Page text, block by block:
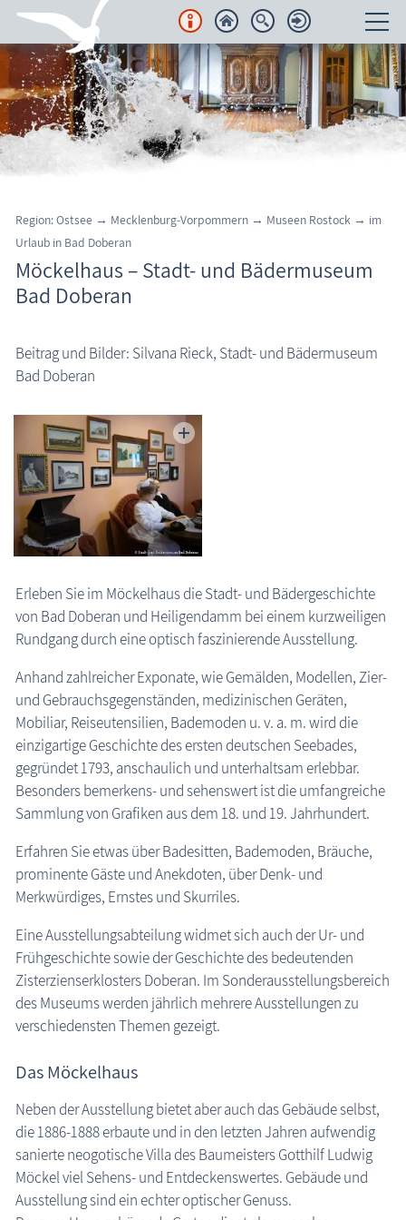
Unterkünfte
Regionales
Urlaubsorte
Karten
Wissenswertes
FKK-Strände
die Natur erleben
Geschichten, Märchen & Sagen
Kranich Grus grus
Maritimes
MEGA-Suche Sehenswürdigkeiten
Großsteingräber
Historische Bauwerke
Kirchen
Lehrpfade
Leuchttürme
Fischland-Darß-Zingst
Nordvorpommern
Insel Rügen
Mecklenburgische Seenplatte
Nordwestmecklenburg
Rostock / Güstrow
Vorpommern-Greifswald
Insel Usedom
ehemalige Museen
Naturzentren, Nationalparks
Region: Ostsee → Mecklenburg-Vorpommern → Museen Rostock → im
Urlaub in Bad Doberan
Möckelhaus – Stadt- und Bädermuseum
Bad Doberan
Beitrag und Bilder: Silvana Rieck, Stadt- und Bädermuseum
Bad Doberan
Erleben Sie im Möckelhaus die Stadt- und Bädergeschichte
von Bad Doberan und Heiligendamm bei einem kurzweiligen
Rundgang durch eine optisch faszinierende Ausstellung.
Anhand zahlreicher Exponate, wie Gemälden, Modellen, Zier-
und Gebrauchsgegenständen, medizinischen Geräten,
Mobiliar, Reiseutensilien, Bademoden u. v. a. m. wird die
einzigartige Geschichte des ersten deutschen Seebades,
gegründet 1793, anschaulich und unterhaltsam erlebbar.
Besonders bemerkens- und sehenswert ist die umfangreiche
Sammlung von Grafiken aus dem 18. und 19. Jahrhundert.
Erfahren Sie etwas über Badesitten, Bademoden, Bräuche,
prominente Gäste und Anekdoten, über Denk- und
Merkwürdiges, Ernstes und Skurriles.
Eine Ausstellungsabteilung widmet sich auch der Ur- und
Frühgeschichte sowie der Geschichte des bedeutenden
Zisterzienserklosters Doberan. Im Sonderausstellungsbereich
des Museums werden jährlich mehrere Ausstellungen zu
verschiedensten Themen gezeigt.
Das Möckelhaus
Neben der Ausstellung bietet aber auch das Gebäude selbst,
die 1886-1888 erbaute und in den letzten Jahren aufwendig
sanierte neogotische Villa des Baumeisters Gotthilf Ludwig
Möckel viel Sehens- und Entdeckenswertes. Gebäude und
Ausstellung sind ein echter optischer Genuss.